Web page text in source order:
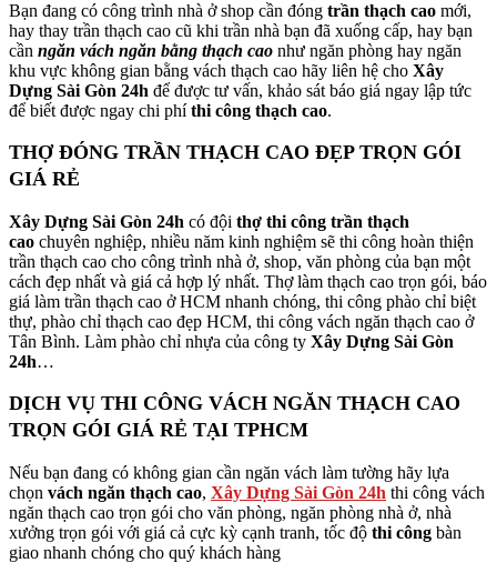
Bạn đang có công trình nhà ở shop cần đóng trần thạch cao mới,
hay thay trần thạch cao cũ khi trần nhà bạn đã xuống cấp, hay bạn
cần ngăn vách ngăn bằng thạch cao như ngăn phòng hay ngăn
khu vực không gian bằng vách thạch cao hãy liên hệ cho Xây
Dựng Sài Gòn 24h để được tư vấn, khảo sát báo giá ngay lập tức
để biết được ngay chi phíthi công thạch cao.
THỢ ĐÓNG TRẦN THẠCH CAO ĐẸP TRỌN GÓI
GIÁ RẺ
Xây Dựng Sài Gòn 24h có đội thợ thi công trần thạch
cao chuyên nghiệp, nhiều năm kinh nghiệm sẽ thi công hoàn thiện
trần thạch cao cho công trình nhà ở, shop, văn phòng của bạn một
cách đẹp nhất và giá cả hợp lý nhất. Thợ làm thạch cao trọn gói, báo
giá làm trần thạch cao ở HCM nhanh chóng, thi công phào chỉ biệt
thự, phào chỉ thạch cao đẹp HCM, thi công vách ngăn thạch cao ở
Tân Bình. Làm phào chỉ nhựa của công ty Xây Dựng Sài Gòn
24h…
DỊCH VỤ THI CÔNG VÁCH NGĂN THẠCH CAO
TRỌN GÓI GIÁ RẺ TẠI TPHCM
Nếu bạn đang có không gian cần ngăn vách làm tường hãy lựa
chọn vách ngăn thạch cao, Xây Dựng Sài Gòn 24h thi công vách
ngăn thạch cao trọn gói cho văn phòng, ngăn phòng nhà ở, nhà
xưởng trọn gói với giá cả cực kỳ cạnh tranh, tốc độ thi công bàn
giao nhanh chóng cho quý khách hàng